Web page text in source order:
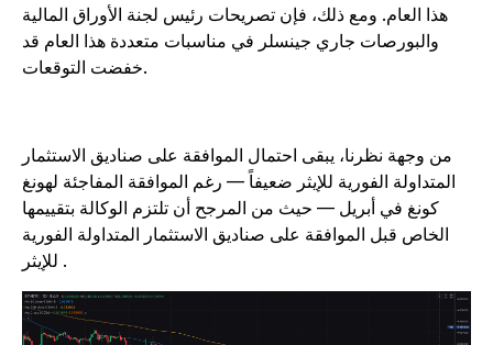
هذا العام. ومع ذلك، فإن تصريحات رئيس لجنة الأوراق المالية
والبورصات جاري جينسلر في مناسبات متعددة هذا العام قد
من وجهة نظرنا، يبقى احتمال الموافقة على صناديق الاستثمار
المتداولة الفورية للإيثر ضعيفاً — رغم الموافقة المفاجئة لهونغ
كونغ في أبريل — حيث من المرجح أن تلتزم الوكالة بتقييمها
الخاص قبل الموافقة على صناديق الاستثمار المتداولة الفورية